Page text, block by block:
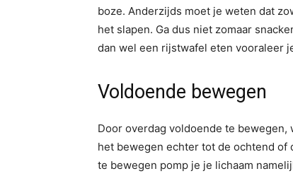
boze. Anderzijds moet je weten dat
het slapen. Ga dus niet zomaar
dan wel een rijstwafel eten vooraleer
Voldoende bewegen
Door overdag voldoende te
het bewegen echter tot de ochtend of
te bewegen pomp je je lichaam